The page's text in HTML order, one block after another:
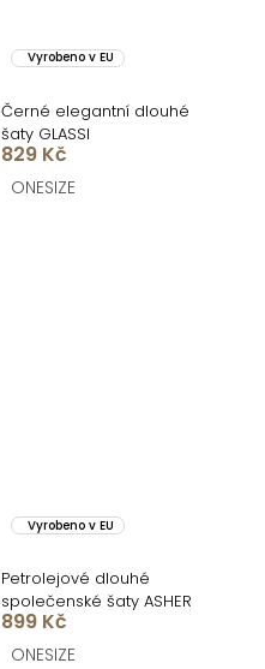
Vyrobeno v EU
Černé elegantní dlouhé
šaty GLASSI
829 Kč
ONESIZE
Vyrobeno v EU
Petrolejové dlouhé
společenské šaty ASHER
899 Kč
ONESIZE